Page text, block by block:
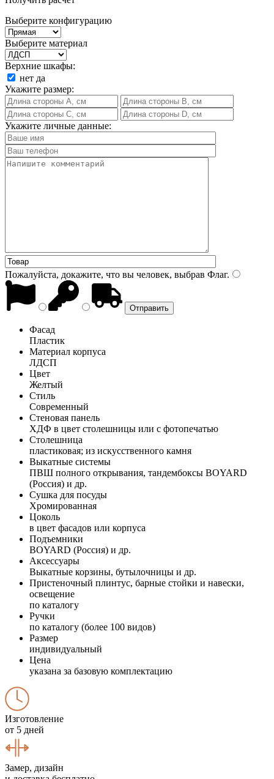
Выберите конфигурацию
Выберите материал
Верхние шкафы:
нет да
Укажите размер:
Укажите личные данные:
Пожалуйста, докажите, что вы человек, выбрав Флаг.
Фасад
Пластик
Материал корпуса
ЛДСП
Цвет
Желтый
Стиль
Современный
Стеновая панель
ХДФ в цвет столешницы или с фотопечатью
Столешница
пластиковая; из искусственного камня
Выкатные системы
ПВШ полного открывания, тандембоксы BOYARD
(Россия) и др.
Сушка для посуды
Хромированная
Цоколь
в цвет фасадов или корпуса
Подъемники
BOYARD (Россия) и др.
Аксессуары
Выкатные корзины, бутылочницы и др.
Пристеночный плинтус, барные стойки и навески,
освещение
по каталогу
Ручки
по каталогу (более 100 видов)
Размер
индивидуальный
Цена
указана за базовую комплектацию
Изготовление
от 5 дней
Замер, дизайн